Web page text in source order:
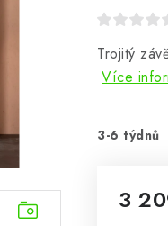
Trojitý
Více
3-6 týdnů
3